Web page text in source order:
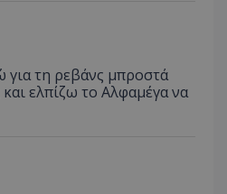
τη ρεβάνς μπροστά
ελπίζω το Αλφαμέγα να